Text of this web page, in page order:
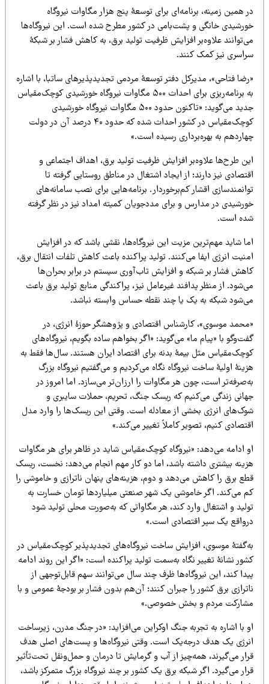
همین زمینه، برنامه‌ای برای توسعۀ پنج هزار مگاوات نیروگاه
خانگی و پشت‌بامی در کشور مطرح شده است. این نیروگاه‌ها
علاوه‌بر افزایش ظرفیت تولید برق، به کاهش فشار بر شبکۀ
نیز کمک کنند.
فتاحی»، مدیرکل دفتر توسعۀ مردمی تجدیدپذیرهای ساتبا، با اشاره
به برنامه‌ریزی برای احداث ۵۰۰ مگاوات نیروگاه خورشیدی کوچک‌مقیاس
جدید می‌گوید: «تاکنون حدود ۵۰۰ مگاوات نیروگاه خورشیدی
کوچک‌مقیاس در کشور احداث شده که حدود ۴۰ درصد آن در دولت
به بهره‌برداری رسیده است.»
طرح‌ها علاوه‌بر افزایش ظرفیت تولید برق، اهداف اجتماعی و
نیز دارند؛ از ایجاد اشتغال در مناطق روستایی گرفته تا
اقشار کم‌برخوردار. برنامه‌هایی برای نصب سامانه‌های
در مدارس و برای مددجویان کمیته امداد نیز در نظر گرفته
است.
شاید مهم‌ترین مزیت این نیروگاه‌ها، نقشی باشد که در افزایش
انرژی ایفا می‌کنند. تولید پراکنده باعث کاهش تلفات انتقال برق،
فشار بر شبکه و افزایش تاب‌آوری سیستم در برابر بحران‌ها
از منظر پدافند غیرعامل نیز، پراکندگی منابع تولید برق باعث
شبکه به یک یا چند نقطه حساس وابسته نباشد.
موسوی»، کارشناس اقتصادی و پژوهشگر حوزۀ انرژی، در
با «پیام ما» می‌گوید: «اگر بخواهم ساده بگویم، نیروگاه‌های
مثل بیمۀ بدنه برای اقتصاد ایران هستند. سال‌ها فقط به
اولیۀ ساخت نیروگاه نگاه می‌کردیم و می‌گفتیم نیروگاه بزرگ
است، چون هر مگاوات را ارزان‌تر می‌سازد. اما امروز در
زندگی می‌کنیم که ریسک جنگ، تحریم، حملات سایبری و
انرژی بخشی از معادله است. وقتی این ریسک‌ها را وارد مدل
کنیم، تصویر کاملاً تغییر می‌کند.»
ادامه می‌دهد: «نیروگاه کوچک‌مقیاس شاید در ظاهر برای هر مگاوات
بیشتری داشته باشد، اما دو کار مهم انجام می‌دهد: نخست، ریسک
برق را کاهش می‌دهد و دوم، هزینه‌های پنهان ناترازی و خاموشی را
می‌کند. اگر خاموشی یک شهر صنعتی میلیاردها تومان خسارت به
و اشتغال وارد کند، هر مگاواتی که به‌صورت محلی تولید شود
یک سپر اقتصادی است.»
موسوی، افزایش ساخت نیروگاه‌های تجدیدپذیر کوچک‌مقیاس در
نشانۀ تغییر نگاه به‌سمت تولید پراکنده است: «اگر این روند ادامه
کند، این نیروگاه‌ها ظرف چند سال می‌توانند سهم قابل‌توجهی از
برق کشور را جبران کنند؛ آن‌هم بدون فشار بر بودجۀ عمومی و با
مردم و بخش خصوصی.»
با اشاره به تجربه جنگ اوکراین می‌افزاید: «در جنگ مدرن، زیرساخت
یک هدف درجه‌یک است. وقتی نیروگاه‌ها و پست‌های اصلی هدف
می‌گیرند، همه‌چیز از آب و گرمایش تا درمان و حمل‌ونقل تحت‌تأثیر
می‌گیرد. اگر شبکه برق یک کشور بر چند نیروگاه بزرگ متمرکز باشد،